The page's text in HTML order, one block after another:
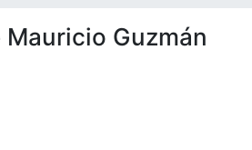
Mauricio Guzmán